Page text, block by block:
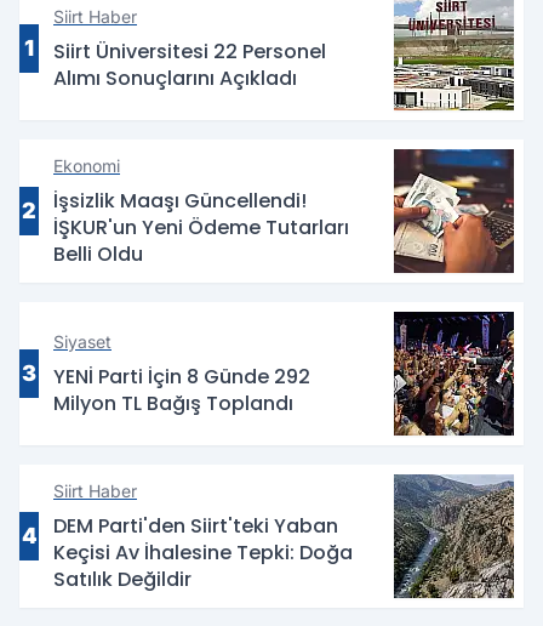
1
Siirt Haber
Siirt Üniversitesi 22 Personel
Alımı Sonuçlarını Açıkladı
2
Ekonomi
İşsizlik Maaşı Güncellendi!
İŞKUR'un Yeni Ödeme Tutarları
Belli Oldu
3
Siyaset
YENİ Parti İçin 8 Günde 292
Milyon TL Bağış Toplandı
4
Siirt Haber
DEM Parti'den Siirt'teki Yaban
Keçisi Av İhalesine Tepki: Doğa
Satılık Değildir